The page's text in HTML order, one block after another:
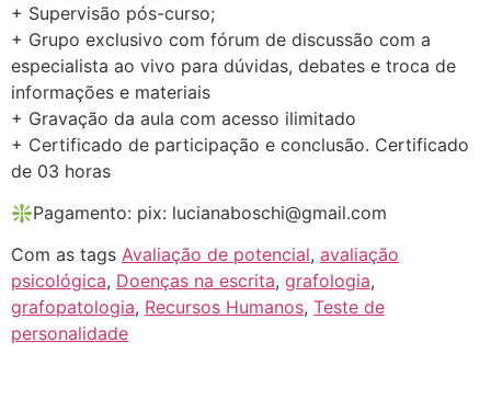
+ Supervisão pós-curso;
+ Grupo exclusivo com fórum de discussão com a
especialista ao vivo para dúvidas, debates e troca de
informações e materiais
+ Gravação da aula com acesso ilimitado
+ Certificado de participação e conclusão. Certificado
de 03 horas
❇️Pagamento: pix: lucianaboschi@gmail.com
Com as tags Avaliação de potencial, avaliação
psicológica, Doenças na escrita, grafologia,
grafopatologia, Recursos Humanos, Teste de
personalidade